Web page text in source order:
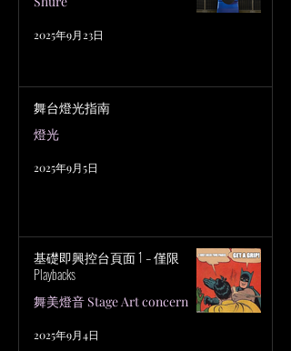
2025年9月23日
舞台燈光指南
燈光
2025年9月5日
基礎即興控台頁面 1 – 僅限
Playbacks
舞美燈音 Stage Art concern
2025年9月4日